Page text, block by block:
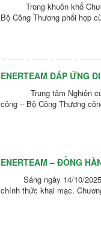
Trong khuôn khổ
Bộ Công Thương phối hợp
ENERTEAM ĐÁP ỨNG
Trung tâm Nghiên cứu
công – Bộ Công Thương
ENERTEAM – ĐỒNG
Sáng ngày 14/10/2025,
chính thức khai mạc.